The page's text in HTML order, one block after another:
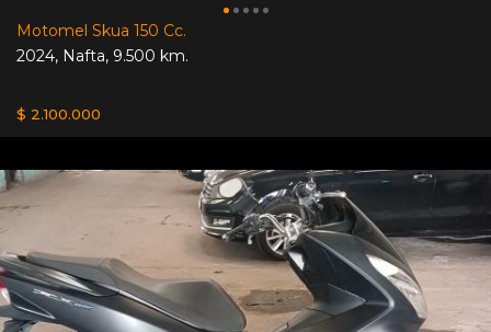
Motomel Skua 150 Cc.
2024, Nafta, 9.500 km.
$ 2.100.000